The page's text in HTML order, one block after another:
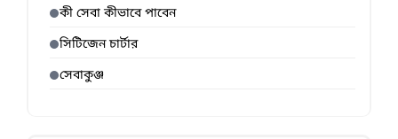
কী সেবা কীভাবে পাবেন
সিটিজেন চার্টার
সেবাকুঞ্জ